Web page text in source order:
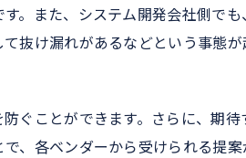
。また、システム開発会社側でも
抜け漏れがあるなどという事態が
ぐことができます。さらに、期待
、各ベンダーから受けられる提案